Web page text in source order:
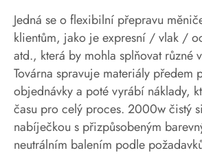
Jedná se o flexibilní přepravu
klientům, jako je expresní / vlak /
atd., která by mohla splňovat různé
Továrna spravuje materiály předem
objednávky a poté vyrábí náklady,
času pro celý proces. 2000w čistý
nabíječkou s přizpůsobeným
neutrálním balením podle